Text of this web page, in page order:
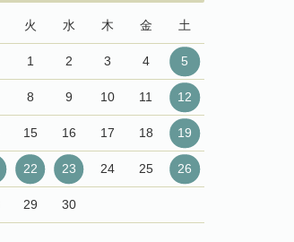
火 水 木 金 土
1 2 3 4 5
8 9 10 11 12
15 16 17 18 19
22 23 24 25 26
29 30